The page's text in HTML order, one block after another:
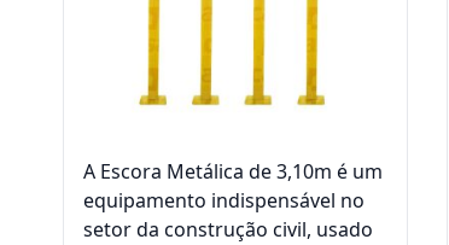
A Escora Metálica de 3,10m é um
equipamento indispensável no
setor da construção civil, usado